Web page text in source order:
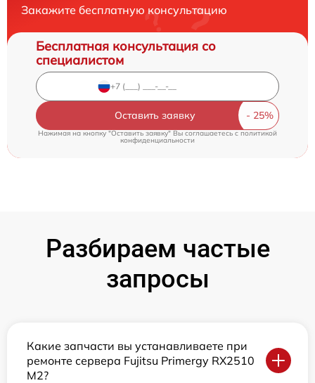
Закажите бесплатную консультацию
Бесплатная консультация со
специалистом
Оставить заявку
Нажимая на кнопку "Оставить заявку" Вы соглашаетесь cполитикой
конфиденциальности
Разбираем частые
запросы
Какие запчасти вы устанавливаете при
ремонте сервера Fujitsu Primergy RX2510
M2?